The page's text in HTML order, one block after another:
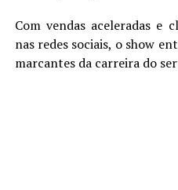
Com vendas aceleradas e
nas redes sociais, o show
marcantes da carreira do